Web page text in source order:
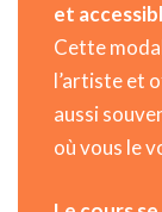
et
Cette
l’artiste et
aussi
où vous le